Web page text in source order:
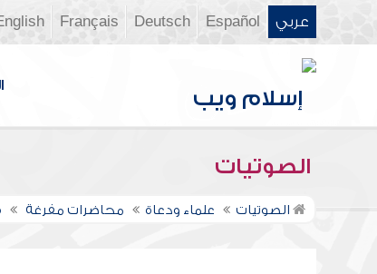
عربي Español
Deutsch
Français
الصوتيات
الصوتيات علماء ودعاة محاضرات مفرغة